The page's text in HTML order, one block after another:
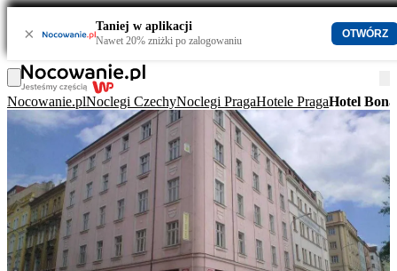
× Taniej w aplikacji
Nawet 20% zniżki po zalogowaniu
OTWÓRZ
Nocowanie.plNoclegi CzechyNoclegi PragaHotele PragaHotel